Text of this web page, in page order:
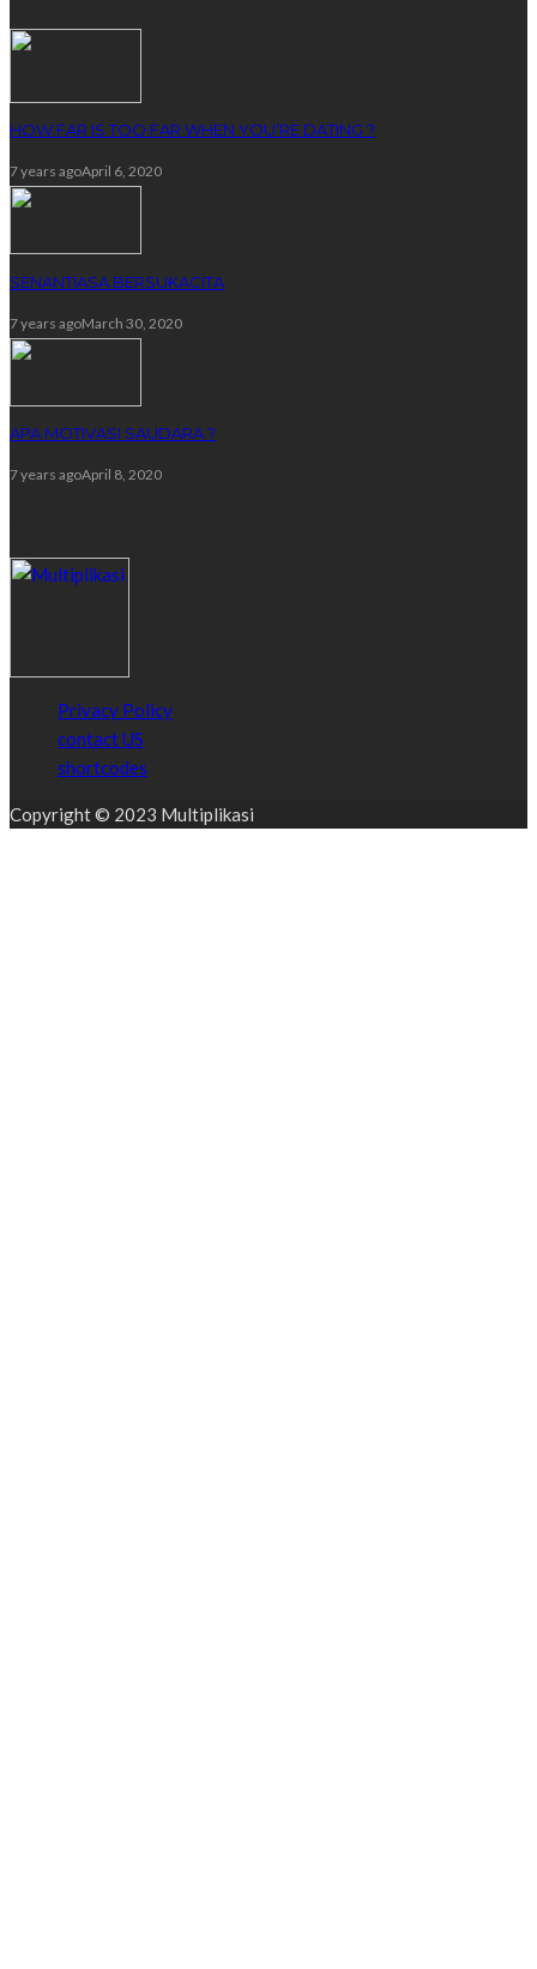
HOW FAR IS TOO FAR WHEN YOU’RE DATING ?
7 years agoApril 6, 2020
SENANTIASA BERSUKACITA
7 years agoMarch 30, 2020
APA MOTIVASI SAUDARA ?
7 years agoApril 8, 2020
Privacy Policy
contact US
shortcodes
Copyright © 2023 Multiplikasi